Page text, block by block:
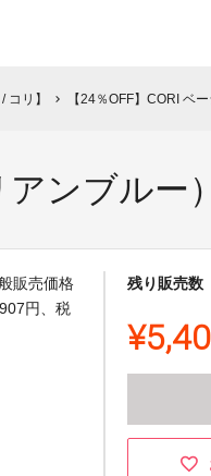
リ】 chevron_right 【24％OFF】CORI ベ
ンブルー）
販売価格
円、税
残り販売数